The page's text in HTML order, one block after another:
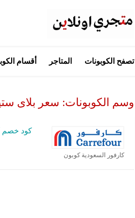
إلى
تصفح الكوبونات المتاجر أقسام
وسم الكوبونات: سعر بلاى ستيشن 3
كارفور السعودية كوبون
كود خصم